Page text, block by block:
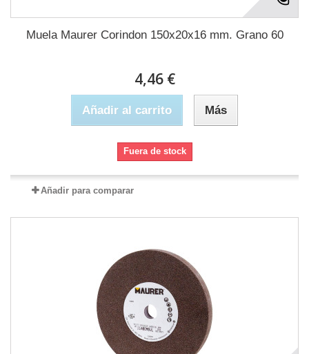
Muela Maurer Corindon 150x20x16 mm. Grano 60
4,46 €
Añadir al carrito Más
Fuera de stock
Añadir para comparar